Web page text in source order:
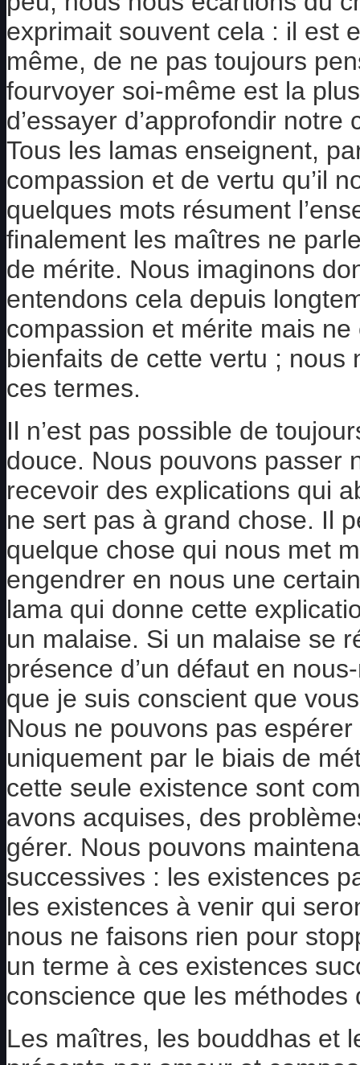
exprimait souvent cela : il est
même, de ne pas toujours
fourvoyer soi-même est la
d’essayer d’approfondir notre
Tous les lamas enseignent,
compassion et de vertu qu’il
quelques mots résument
finalement les maîtres ne
de mérite. Nous imaginons
entendons cela depuis
compassion et mérite mais
bienfaits de cette vertu ; nous
ces termes.
Il n’est pas possible de
douce. Nous pouvons passer
recevoir des explications qui
ne sert pas à grand chose. Il
quelque chose qui nous met
engendrer en nous une
lama qui donne cette
un malaise. Si un malaise se
présence d’un défaut en
que je suis conscient que
Nous ne pouvons pas
uniquement par le biais de
cette seule existence sont
avons acquises, des
gérer. Nous pouvons
successives : les existences
les existences à venir qui
nous ne faisons rien pour
un terme à ces existences
conscience que les
Les maîtres, les bouddhas et